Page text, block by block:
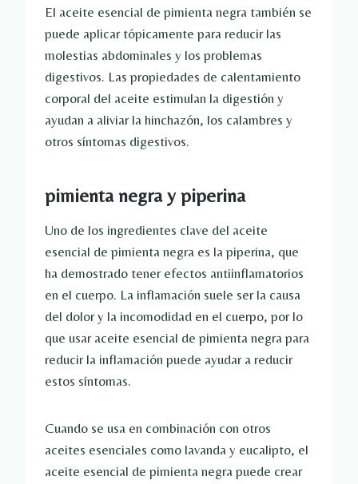
El aceite esencial de pimienta negra también se
puede aplicar tópicamente para reducir las
molestias abdominales y los problemas
digestivos. Las propiedades de calentamiento
corporal del aceite estimulan la digestión y
ayudan a aliviar la hinchazón, los calambres y
otros síntomas digestivos.
pimienta negra y piperina
Uno de los ingredientes clave del aceite
esencial de pimienta negra es la piperina, que
ha demostrado tener efectos antiinflamatorios
en el cuerpo. La inflamación suele ser la causa
del dolor y la incomodidad en el cuerpo, por lo
que usar aceite esencial de pimienta negra para
reducir la inflamación puede ayudar a reducir
estos síntomas.
Cuando se usa en combinación con otros
aceites esenciales como lavanda y eucalipto, el
aceite esencial de pimienta negra puede crear